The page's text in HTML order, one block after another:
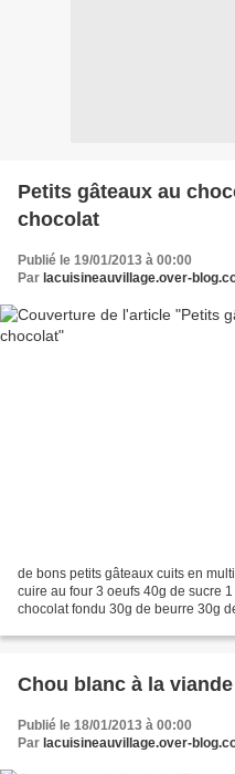
Petits gâteaux au
chocolat
Publié le 19/01/2013 à 00:00
Par lacuisineauvillage.over-
de bons petits gâteaux cuits en
cuire au four 3 oeufs 40g de sucre
chocolat fondu 30g de beurre 30g
Chou blanc à la
Publié le 18/01/2013 à 00:00
Par lacuisineauvillage.over-